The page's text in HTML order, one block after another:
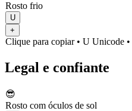
Rosto frio
U
+
Clique para copiar• U Unicode •
Legal e confiante
😎
Rosto com óculos de sol